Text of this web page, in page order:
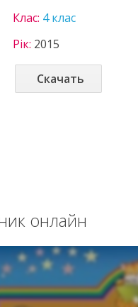
Клас: 4 клас
Рік: 2015
Скачать
онлайн